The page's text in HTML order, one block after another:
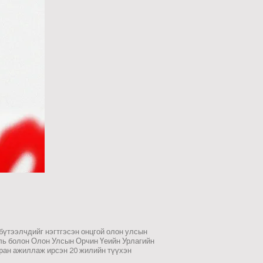
нэгтгэсэн онцгой олон улсын
болон Олон Улсын Орчин Үеийн Урлагийн
ажиллаж ирсэн 20 жилийн түүхэн